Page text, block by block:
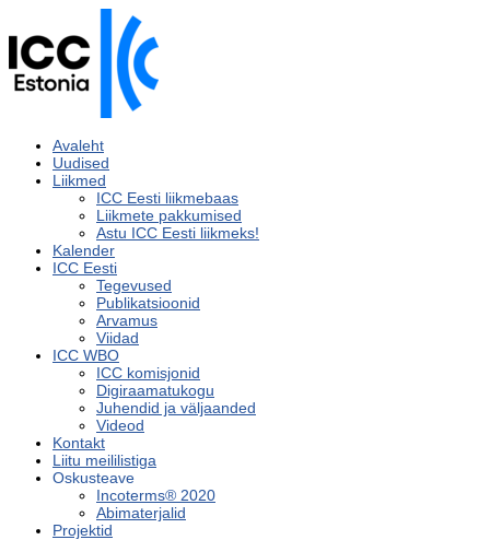
Avaleht
Uudised
Liikmed
ICC Eesti liikmebaas
Liikmete pakkumised
Astu ICC Eesti liikmeks!
Kalender
ICC Eesti
Tegevused
Publikatsioonid
Arvamus
Viidad
ICC WBO
ICC komisjonid
Digiraamatukogu
Juhendid ja väljaanded
Videod
Kontakt
Liitu meililistiga
Oskusteave
Incoterms® 2020
Abimaterjalid
Projektid